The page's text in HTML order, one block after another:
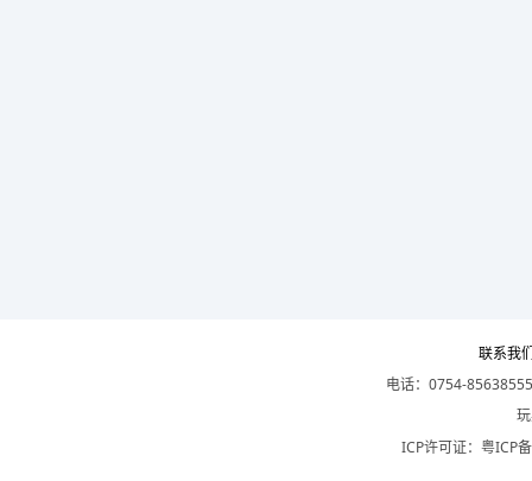
联系我
电话：0754-
ICP许可证： 粤ICP